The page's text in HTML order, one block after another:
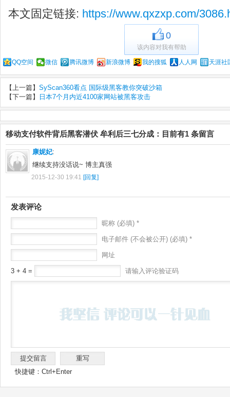
本文固定链接: https://www.qxzxp.com/
0
该内容对我有帮助
QQ空间 微信 腾讯微博 新浪微博 我的搜狐 人人网 天涯社
【上一篇】 SyScan360看点 国际级黑客教你突破沙箱
【下一篇】
日本7个月内近4100家网站被黑客攻击
移动支付软件背后黑客潜伏 牟利后三七分成：目前有1 条留言
康妮妃:
继续支持没话说~ 博主真强
2015-12-30 19:41 [回复]
发表评论
昵称 (必填) *
电子邮件 (不会被公开) (必填) *
网址
3 + 4 = 请输入评论验证码
快捷键：Ctrl+Enter